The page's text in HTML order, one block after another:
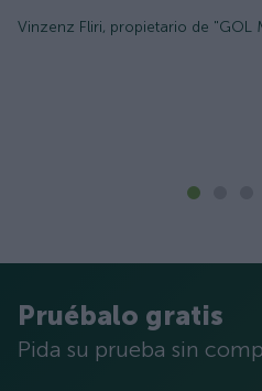
Vinzenz Fliri, propietario de "GOL
Pruébalo gratis
Pida su prueba sin